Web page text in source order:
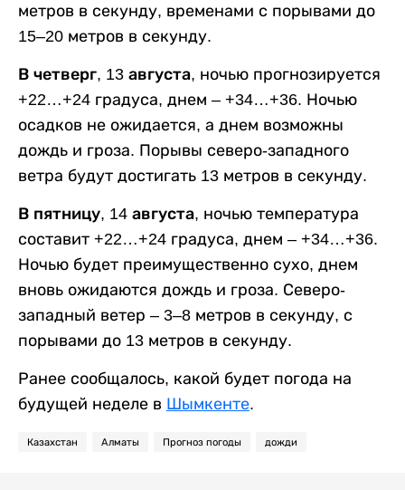
метров в секунду, временами с порывами до
15–20 метров в секунду.
В четверг, 13 августа, ночью прогнозируется
+22…+24 градуса, днем – +34…+36. Ночью
осадков не ожидается, а днем возможны
дождь и гроза. Порывы северо-западного
ветра будут достигать 13 метров в секунду.
В пятницу, 14 августа, ночью температура
составит +22…+24 градуса, днем – +34…+36.
Ночью будет преимущественно сухо, днем
вновь ожидаются дождь и гроза. Северо-
западный ветер – 3–8 метров в секунду, с
порывами до 13 метров в секунду.
Ранее сообщалось, какой будет погода на
будущей неделе в Шымкенте.
Казахстан Алматы Прогноз погоды дожди